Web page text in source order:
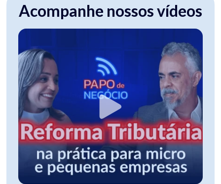
Acompanhe nossos vídeos